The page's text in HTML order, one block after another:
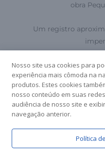
obra
Um registro
Pequeno Mundoé
Mariano
Produzida em
Disponível nos
Nosso site usa cookies para
experiência mais cômoda na
produtos. Estes cookies
nosso conteúdo em suas
audiência de nosso site e
navegação anterior.
Política